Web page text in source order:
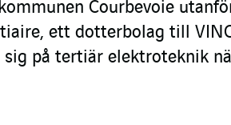
Courbevoie
ett dotterbolag till
på tertiär elektroteknik